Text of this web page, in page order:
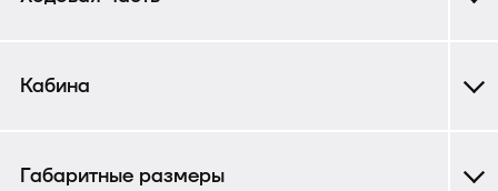
Кабина
Габаритные размеры